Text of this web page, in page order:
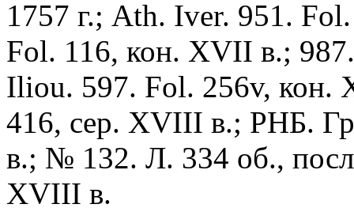
1757 г.; Ath. Iver. 951.
Fol. 116, кон. XVII в.;
Iliou. 597. Fol. 256v,
416, сер. XVIII в.; РНБ.
в.; № 132. Л. 334 об.,
XVIII в.